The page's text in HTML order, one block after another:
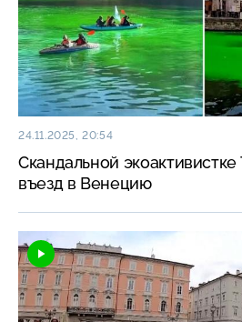
24.11.2025, 20:54
Скандальной экоактивистке
въезд в Венецию